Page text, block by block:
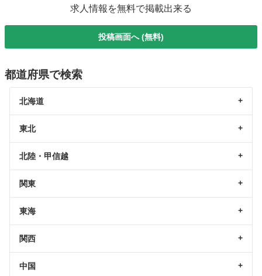
求人情報を無料で掲載出来る
投稿画面へ (無料)
都道府県で検索
北海道
東北
北陸・甲信越
関東
東海
関西
中国